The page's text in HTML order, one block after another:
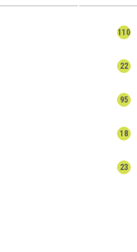
110
22
95
18
23